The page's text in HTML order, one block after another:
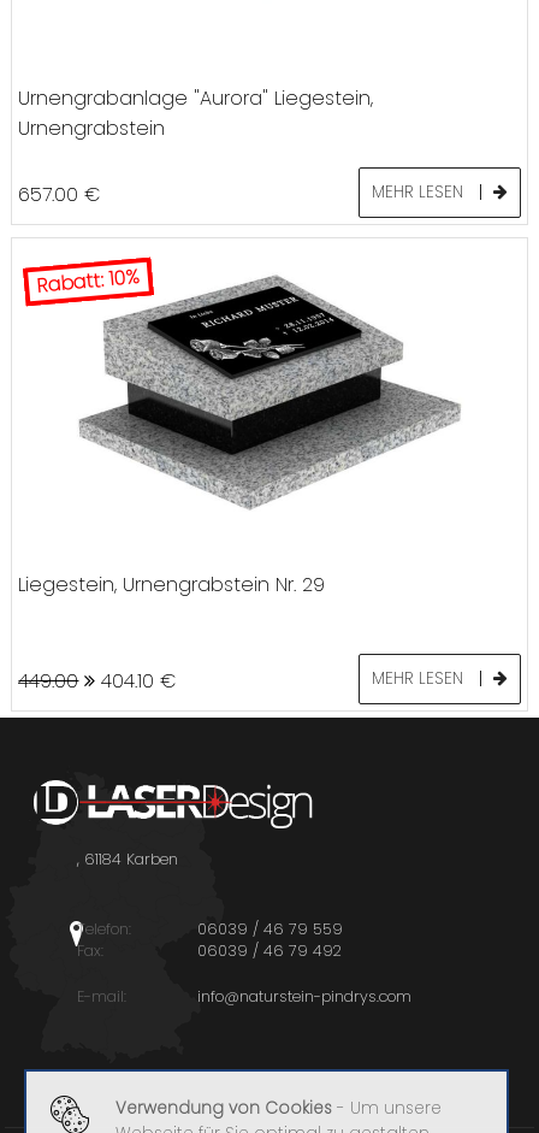
Urnengrabanlage "Aurora" Liegestein,
Urnengrabstein
657.00€ MEHR LESEN
Rabatt: 10%
Liegestein, Urnengrabstein Nr. 29
449.00 404.10€ MEHR LESEN
, 61184 Karben
Telefon:
06039 / 46 79 559
Fax:
06039 / 46 79 492
E-mail: info@naturstein-pindrys.com
Verwendung von Cookies- Um unsere